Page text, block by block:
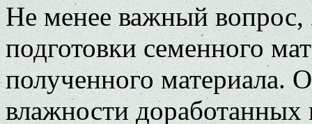
Не менее важный
подготовки семенного
полученного материала.
влажности доработанных